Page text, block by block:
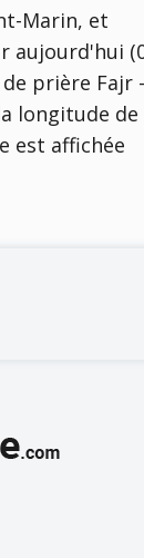
Marin, et
aujourd'hui
prière Fajr
longitude de
est affichée